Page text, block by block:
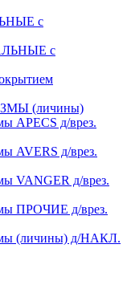
с
с
(личины)
APECS д/врез.
AVERS д/врез.
VANGER д/врез.
ПРОЧИЕ д/врез.
(личины) д/НАКЛ.